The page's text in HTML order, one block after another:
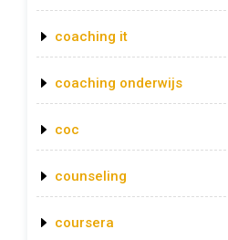
coaching it
coaching onderwijs
coc
counseling
coursera